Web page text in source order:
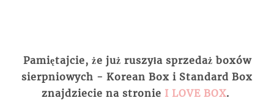
Pamiętajcie, że już ruszyła sprzedaż boxów
sierpniowych - Korean Box i Standard Box
znajdziecie na stronie I LOVE BOX.